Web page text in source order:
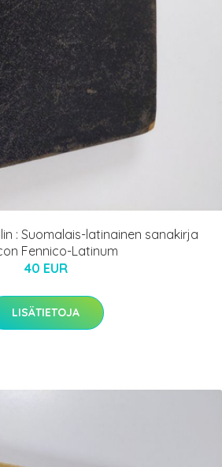
: Suomalais-latinainen sanakirja
Fennico-Latinum
40 EUR
LISÄTIETOJA